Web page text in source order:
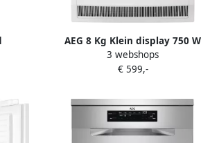
D
AEG 8 Kg Klein display 750 W
Warmtepomp Energie-efficiëntieklasse
D 850x596x663 mm Wit
3 webshops
€ 599,-